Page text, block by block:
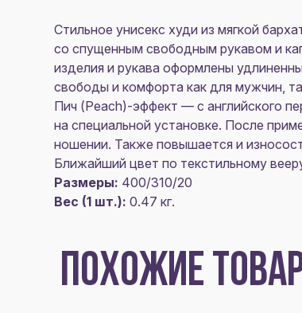
Стильное унисекс худи из мягкой
со спущенным свободным рукавом и
изделия и рукава оформлены
свободы и комфорта как для мужчин,
Пич (Peach)-эффект — с английского
на специальной установке. После
ношении. Также повышается и
Ближайший цвет по текстильному
Размеры: 400/310/20
Вес (1 шт.): 0.47 кг.
ПОХОЖИЕ